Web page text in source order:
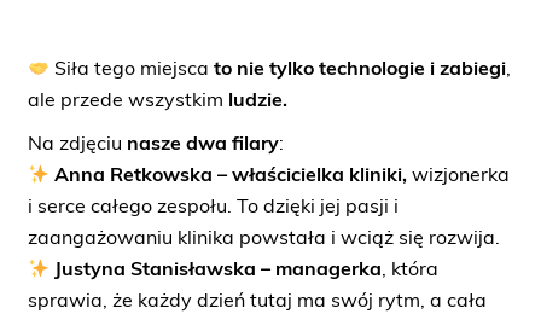
Siła tego miejsca to nie tylko technologie i zabiegi,
ale przede wszystkim ludzie.
Na zdjęciu nasze dwa filary:
Anna Retkowska – właścicielka kliniki,wizjonerka
i serce całego zespołu. To dzięki jej pasji i
zaangażowaniu klinika powstała i wciąż się rozwija.
Justyna Stanisławska – managerka, która
sprawia, że każdy dzień tutaj ma swój rytm, a cała